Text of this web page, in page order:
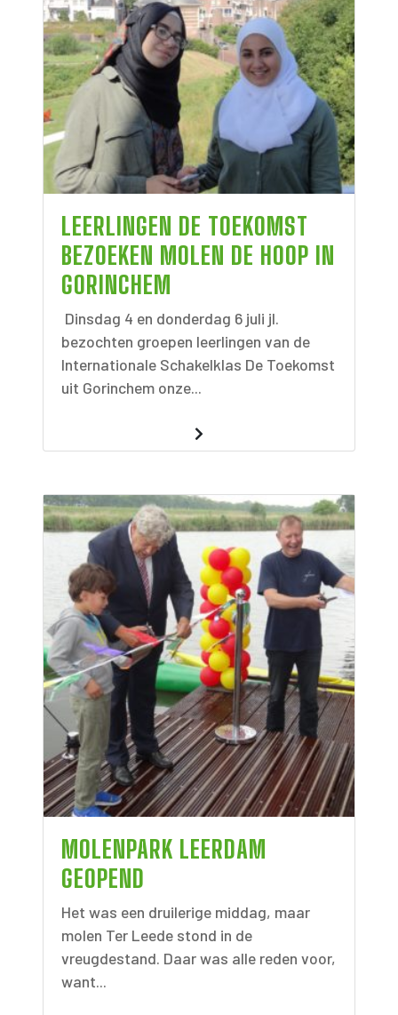
LEERLINGEN DE TOEKOMST
BEZOEKEN MOLEN DE HOOP IN
GORINCHEM
Dinsdag 4 en donderdag 6 juli jl.
bezochten groepen leerlingen van de
Internationale Schakelklas De Toekomst
uit Gorinchem onze...
MOLENPARK LEERDAM
GEOPEND
Het was een druilerige middag, maar
molen Ter Leede stond in de
vreugdestand. Daar was alle reden voor,
want...